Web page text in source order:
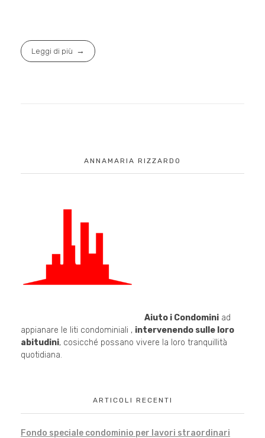
Leggi di più
ANNAMARIA RIZZARDO
Aiuto i Condominiad
appianare le liti condominiali , intervenendo sulle loro
abitudini, cosicché possano vivere la loro tranquillità
quotidiana.
ARTICOLI RECENTI
Fondo speciale condominio per lavori straordinari